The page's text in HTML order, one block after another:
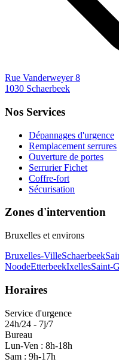
Rue Vanderweyer 8
1030 Schaerbeek
Nos Services
Dépannages d'urgence
Remplacement serrures
Ouverture de portes
Serrurier Fichet
Coffre-fort
Sécurisation
Zones d'intervention
Bruxelles et environs
Bruxelles-VilleSchaerbeek
NoodeEtterbeekIxellesSaint-
Horaires
Service d'urgence
24h/24 - 7j/7
Bureau
Lun-Ven : 8h-18h
Sam : 9h-17h